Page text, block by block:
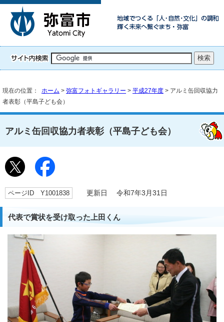
現在の位置： ホーム > 弥富フォトギャラリー > 平成27年度 > アルミ缶回収協力
者表彰（平島子ども会）
アルミ缶回収協力者表彰（平島子ども会）
ページID Y1001838 更新日 令和7年3月31日
代表で賞状を受け取った上田くん